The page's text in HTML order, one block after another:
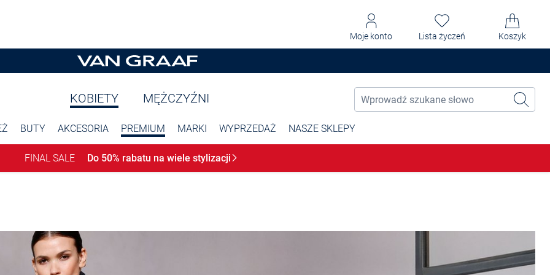
Moje konto Lista życzeń Koszyk
KOBIETY MĘŻCZYŹNI
BUTY AKCESORIA PREMIUM MARKI WYPRZEDAŻ NASZE SKLEPY
FINAL SALE Do 50% rabatu na wiele stylizacji